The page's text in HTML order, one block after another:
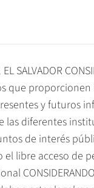
SALVADOR
que
y futuros
diferentes
de interés
libre acceso de